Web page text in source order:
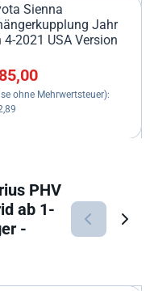
Sienna
Jahr
4-2021 USA Version
185,00, ohne MwSt.:
ohne Mehrwertsteuer):
PHV
ab 1-
-